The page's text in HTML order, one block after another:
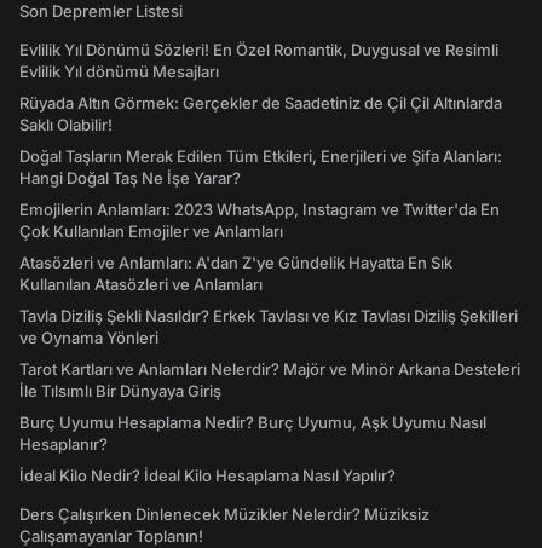
Son Depremler Listesi
Evlilik Yıl Dönümü Sözleri! En Özel Romantik, Duygusal ve Resimli
Evlilik Yıl dönümü Mesajları
Rüyada Altın Görmek: Gerçekler de Saadetiniz de Çil Çil Altınlarda
Saklı Olabilir!
Doğal Taşların Merak Edilen Tüm Etkileri, Enerjileri ve Şifa Alanları:
Hangi Doğal Taş Ne İşe Yarar?
Emojilerin Anlamları: 2023 WhatsApp, Instagram ve Twitter'da En
Çok Kullanılan Emojiler ve Anlamları
Atasözleri ve Anlamları: A'dan Z'ye Gündelik Hayatta En Sık
Kullanılan Atasözleri ve Anlamları
Tavla Diziliş Şekli Nasıldır? Erkek Tavlası ve Kız Tavlası Diziliş Şekilleri
ve Oynama Yönleri
Tarot Kartları ve Anlamları Nelerdir? Majör ve Minör Arkana Desteleri
İle Tılsımlı Bir Dünyaya Giriş
Burç Uyumu Hesaplama Nedir? Burç Uyumu, Aşk Uyumu Nasıl
Hesaplanır?
İdeal Kilo Nedir? İdeal Kilo Hesaplama Nasıl Yapılır?
Ders Çalışırken Dinlenecek Müzikler Nelerdir? Müziksiz
Çalışamayanlar Toplanın!